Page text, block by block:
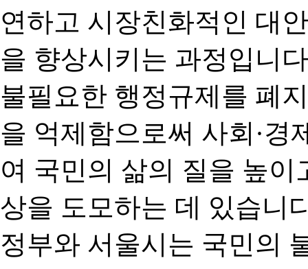
연하고 시장친화적인 대
을 향상시키는 과정입니
불필요한 행정규제를 폐
을 억제함으로써 사회·경
여 국민의 삶의 질을 높
상을 도모하는 데 있습니
정부와 서울시는 국민의